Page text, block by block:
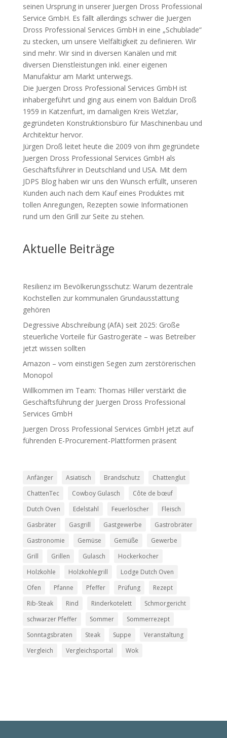
seinen Ursprung in unserer Juergen Dross Professional
Service GmbH. Es fällt allerdings schwer die Juergen
Dross Professional Services GmbH in eine „Schublade“
zu stecken, um unsere Vielfältigkeit zu definieren. Wir
sind mehr. Wir sind in diversen Kanälen und mit
diversen Dienstleistungen inkl. einer eigenen
Manufaktur am Markt unterwegs.
Die Juergen Dross Professional Services GmbH ist
inhabergeführt und ging aus einem von Balduin Droß
1959 in Katzenfurt, im damaligen Kreis Wetzlar,
gegründeten Konstruktionsbüro für Maschinenbau und
Architektur hervor.
Jürgen Droß leitet heute die 2009 von ihm gegründete
Juergen Dross Professional Services GmbH als
Geschäftsführer in Deutschland und USA. Mit dem
JDPS Blog haben wir uns den Wunsch erfüllt, unseren
Kunden auch nach dem Kauf eines Produktes mit
tollen Anregungen, Rezepten sowie Informationen
rund um den Grill zur Seite zu stehen.
Aktuelle Beiträge
Resilienz im Bevölkerungsschutz: Warum dezentrale
Kochstellen zur kommunalen Grundausstattung
gehören
Degressive Abschreibung (AfA) seit 2025: Große
steuerliche Vorteile für Gastrogeräte – was Betreiber
jetzt wissen sollten
Amazon – vom einstigen Segen zum zerstörerischen
Monopol
Willkommen im Team: Thomas Hiller verstärkt die
Geschäftsführung der Juergen Dross Professional
Services GmbH
Juergen Dross Professional Services GmbH jetzt auf
führenden E-Procurement-Plattformen präsent
Anfänger Asiatisch Brandschutz
Chattenglut
ChattenTec
Cowboy Gulasch
Côte de bœuf
Dutch Oven
Edelstahl Feuerlöscher
Fleisch
Gasbräter
Gasgrill Gastgewerbe
Gastrobräter
Gastronomie
Gemüse Gemüße
Gewerbe
Grill
Grillen Gulasch
Hockerkocher
Holzkohle
Holzkohlegrill
Lodge Dutch Oven
Ofen
Pfanne Pfeffer Prüfung
Rezept
Rib-Steak
Rind Rinderkotelett
Schmorgericht
schwarzer Pfeffer
Sommer
Sommerrezept
Sonntagsbraten
Steak Suppe
Veranstaltung
Vergleich
Vergleichsportal Wok